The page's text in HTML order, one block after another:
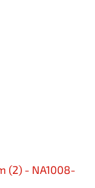
(2) - NA1008-